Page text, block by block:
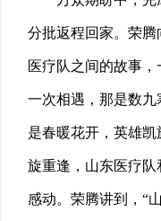
分批返程回家。荣
医疗队之间的故事
一次相遇，那是数
是春暖花开，英雄
旋重逢，山东医疗
感动。荣腾讲到，“